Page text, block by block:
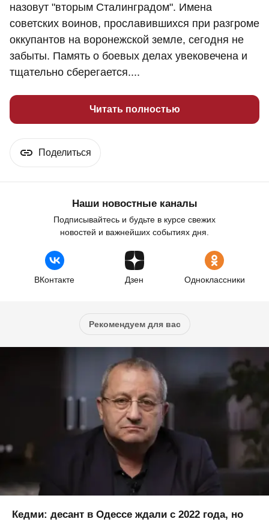
назовут "вторым Сталинградом". Имена
советских воинов, прославившихся при разгроме
оккупантов на воронежской земле, сегодня не
забыты. Память о боевых делах увековечена и
тщательно сберегается....
Читать полностью
Поделиться
Наши новостные каналы
Подписывайтесь и будьте в курсе свежих
новостей и важнейших событиях дня.
ВКонтакте Дзен Одноклассники
Рекомендуем для вас
Кедми: десант в Одессе ждали с 2022 года, но